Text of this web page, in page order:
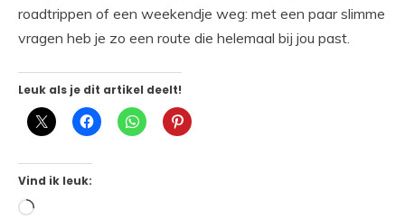
roadtrippen of een weekendje weg: met een paar slimme
vragen heb je zo een route die helemaal bij jou past.
Leuk als je dit artikel deelt!
Vind ik leuk:
Aan